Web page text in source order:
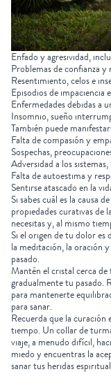
Enfado y agresividad,
Problemas de confianza
Resentimiento, celos e
Episodios de impaciencia
Enfermedades debidas a
Insomnio, sueño
También puede
Falta de compasión y
Sospechas,
Adversidad a los
Falta de autoestima y
Sentirse atascado en la
Si sabes cuál es la causa
propiedades curativas de
necesitas y, al mismo
Si el origen de tu dolor es
la meditación, la oración
pasado.
Mantén el cristal cerca
gradualmente tu pasado.
para mantenerte
para sanar.
Recuerda que la
tiempo. Un collar de
viaje, a menudo difícil,
miedo y encuentras la
sanar tus heridas